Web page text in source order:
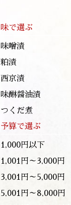
味で選ぶ
味噌漬
粕漬
西京漬
味醂醤油漬
つくだ煮
予算で選ぶ
1,000円以下
1,001円～3,000円
3,001円～5,000円
5,001円～8,000円